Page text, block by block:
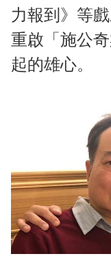
力報到》等
重啟「施公
起的雄心。